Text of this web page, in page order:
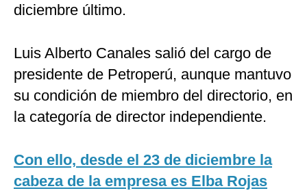
diciembre último.
Luis Alberto Canales salió del cargo de
presidente de Petroperú, aunque mantuvo
su condición de miembro del directorio, en
la categoría de director independiente.
Con ello, desde el 23 de diciembre la
cabeza de la empresa es Elba Rojas